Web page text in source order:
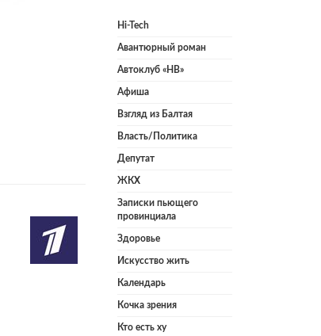
Hi-Tech
Авантюрный роман
Автоклуб «НВ»
Афиша
Взгляд из Балтая
Власть/Политика
Депутат
ЖКХ
Записки пьющего
провинциала
Здоровье
Искусство жить
Календарь
Кочка зрения
Кто есть ху